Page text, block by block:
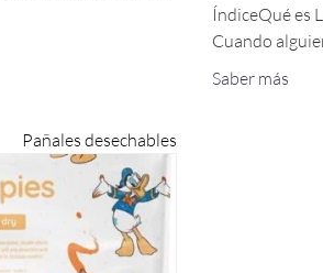
ÍndiceQué es
Cuando
Saber más
Pañales desechables